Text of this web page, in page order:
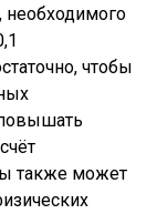
необходимого
чтобы
также может